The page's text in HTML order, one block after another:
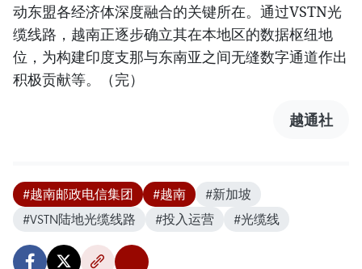
动东盟各经济体深度融合的关键所在。通过VSTN光
缆线路，越南正逐步确立其在本地区的数据枢纽地
位，为构建印度支那与东南亚之间无缝数字通道作出
积极贡献等。（完）
越通社
#越南邮政电信集团 #越南
#新加坡
#VSTN陆地光缆线路
#投入运营 #光缆线